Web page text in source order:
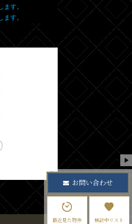
す。
す。
お問い合わせ
最近見た物件 検討中リスト